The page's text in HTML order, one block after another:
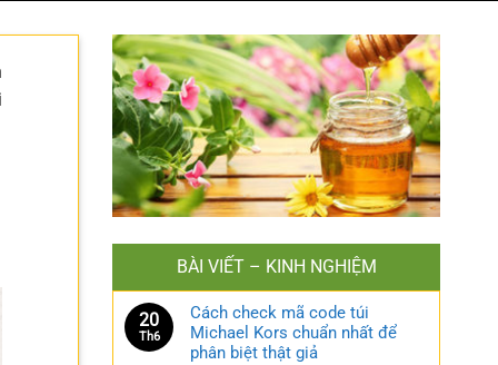
BÀI VIẾT – KINH NGHIỆM
20
Th6
Cách check mã code túi
Michael Kors chuẩn nhất để
phân biệt thật giả